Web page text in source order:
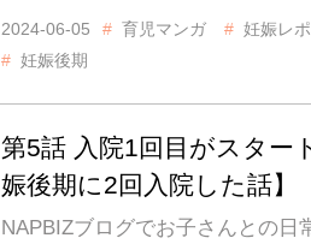
2024-06-05 育児マンガ 妊娠レポ
妊娠後期
第5話 入院1回目がスター
娠後期に2回入院した話】
NAPBIZブログでお子さんとの日